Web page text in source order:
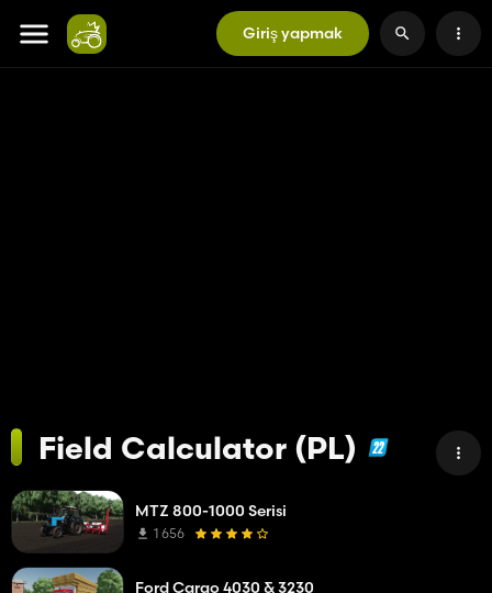
Giriş yapmak
Field Calculator (PL)
MTZ 800-1000 Serisi
1 656
Ford Cargo 4030 & 3230